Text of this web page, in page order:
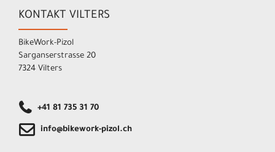
KONTAKT VILTERS
BikeWork-Pizol
Sarganserstrasse 20
7324 Vilters
+41 81 735 31 70
info@bikework-pizol.ch